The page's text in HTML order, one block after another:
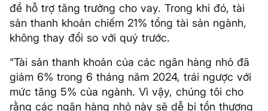
để hỗ trợ tăng trưởng cho vay. Trong khi đó, tài
sản thanh khoản chiếm 21% tổng tài sản ngành,
không thay đổi so với quý trước.
“Tài sản thanh khoản của các ngân hàng nhỏ đã
giảm 6% trong 6 tháng năm 2024, trái ngược với
mức tăng 5% của ngành. Vì vậy, chúng tôi cho
rằng các ngân hàng nhỏ này sẽ dễ bị tổn thương